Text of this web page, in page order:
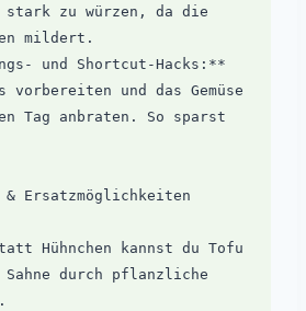
stark zu würzen, da die
mildert.
und Shortcut-Hacks:**
vorbereiten und das Gemüse
Tag anbraten. So sparst
Ersatzmöglichkeiten
Hühnchen kannst du Tofu
Sahne durch pflanzliche